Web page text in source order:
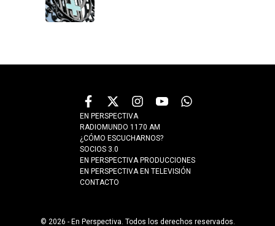
EN PERSPECTIVA
RADIOMUNDO 1170 AM
¿CÓMO ESCUCHARNOS?
SOCIOS 3.0
EN PERSPECTIVA PRODUCCIONES
EN PERSPECTIVA EN TELEVISIÓN
CONTACTO
© 2026 - En Perspectiva. Todos los derechos reservados.